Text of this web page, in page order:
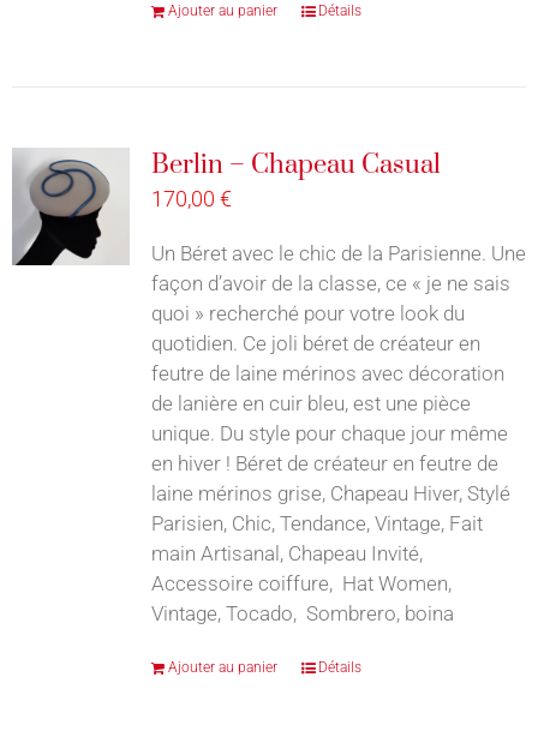
Ajouter au panier Détails
Berlin – Chapeau Casual
170,00 €
Un Béret avec le chic de la Parisienne. Une
façon d’avoir de la classe, ce « je ne sais
quoi » recherché pour votre look du
quotidien. Ce joli béret de créateur en
feutre de laine mérinos avec décoration
de lanière en cuir bleu, est une pièce
unique. Du style pour chaque jour même
en hiver ! Béret de créateur en feutre de
laine mérinos grise, Chapeau Hiver, Stylé
Parisien, Chic, Tendance, Vintage, Fait
main Artisanal, Chapeau Invité,
Accessoire coiffure, Hat Women,
Vintage, Tocado, Sombrero, boina
Ajouter au panier Détails